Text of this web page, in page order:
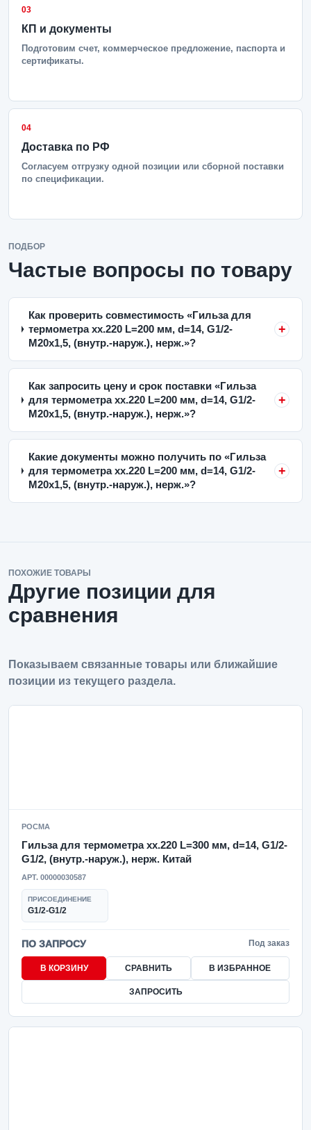
03
КП и документы
Подготовим счет, коммерческое предложение, паспорта и
сертификаты.
04
Доставка по РФ
Согласуем отгрузку одной позиции или сборной поставки
по спецификации.
ПОДБОР
Частые вопросы по товару
Как проверить совместимость «Гильза для
термометра xx.220 L=200 мм, d=14, G1/2-
M20x1,5, (внутр.-наруж.), нерж.»?
Как запросить цену и срок поставки «Гильза
для термометра xx.220 L=200 мм, d=14, G1/2-
M20x1,5, (внутр.-наруж.), нерж.»?
Какие документы можно получить по «Гильза
для термометра xx.220 L=200 мм, d=14, G1/2-
M20x1,5, (внутр.-наруж.), нерж.»?
ПОХОЖИЕ ТОВАРЫ
Другие позиции для
сравнения
Показываем связанные товары или ближайшие
позиции из текущего раздела.
РОСМА
Гильза для термометра xx.220 L=300 мм, d=14, G1/2-
G1/2, (внутр.-наруж.), нерж. Китай
АРТ. 00000030587
ПРИСОЕДИНЕНИЕ
G1/2-G1/2
ПО ЗАПРОСУ Под заказ
В КОРЗИНУ СРАВНИТЬ В ИЗБРАННОЕ
ЗАПРОСИТЬ